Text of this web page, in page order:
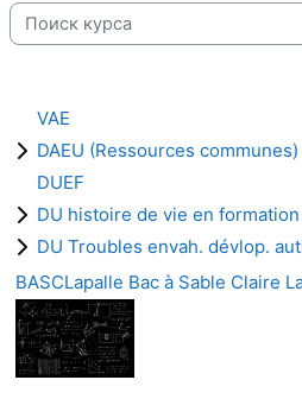
Поиск курса
VAE
DAEU (Ressources communes)
DUEF
DU histoire de vie en formation
DU Troubles envah. dévlop.
BASCLapalle Bac à Sable Claire